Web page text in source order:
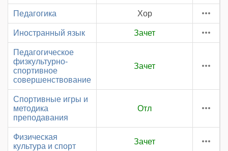
Педагогика Хор
Иностранный язык Зачет
Педагогическое
физкультурно-
спортивное
совершенствование
Зачет
Спортивные игры и
методика
преподавания
Отл
Физическая
культура и спорт
Зачет